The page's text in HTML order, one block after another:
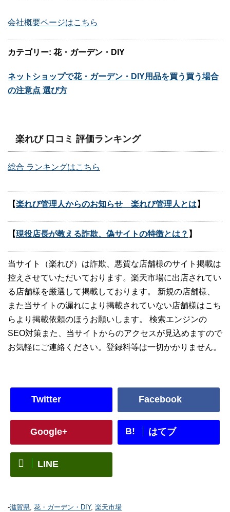
会社概要ページはこちら
カテゴリー: 花・ガーデン・DIY
ネットショップで花・ガーデン・DIY用品を買う買う場合
の注意点 選び方
楽れび 口コミ 評価ランキング
総合 ランキングはこちら
【楽れび管理人からのお知らせ 楽れび管理人とは 】
【現役店長が教える詐欺、偽サイトの特徴とは？ 】
当サイト（楽れび）は詐欺、悪質な店舗様のサイト掲載は
控えさせていただいております。楽天市場に出店されてい
る店舗様を厳選して掲載しております。 新規の店舗様、
また当サイトの漏れにより掲載されていない店舗様はこち
らより掲載依頼のほうお願いします。 検索エンジンの
SEO対策また、当サイトからのアクセスが見込めますので
お気軽にご連絡ください。登録料等は一切かかりません。
Twitter Facebook
Google+ B! はてブ
LINE
-滋賀県, 花・ガーデン・DIY, 楽天市場